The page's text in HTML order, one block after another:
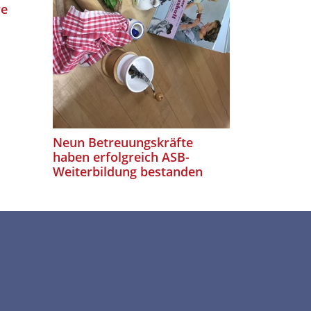
Neun Betreuungskräfte
haben erfolgreich ASB-
Weiterbildung bestanden